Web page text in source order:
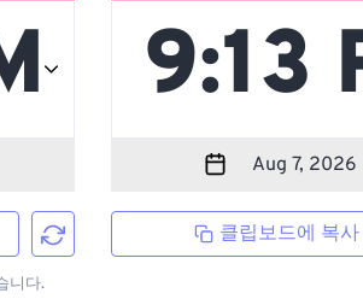
니다.
클립보드에 복사